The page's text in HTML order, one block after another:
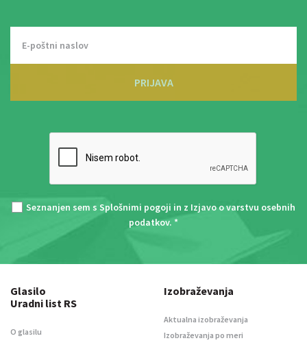
PRIJAVA
Seznanjen sem s Splošnimi pogoji in z Izjavo o varstvu osebnih
podatkov. *
Glasilo
Uradni list RS
O glasilu
Izobraževanja
Aktualna izobraževanja
Izobraževanja po meri